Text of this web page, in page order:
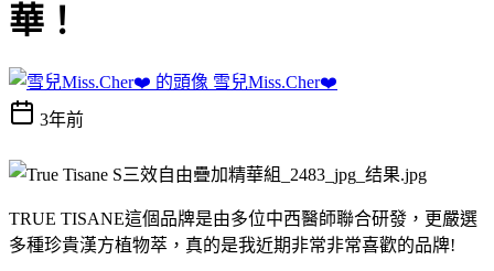
華！
雪兒Miss.Cher❤️
3年前
TRUE TISANE這個品牌是由多位中西醫師聯合研發，更嚴選
多種珍貴漢方植物萃，真的是我近期非常非常喜歡的品牌!